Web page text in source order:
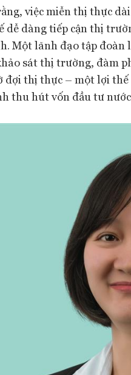
việc miễn thị thực
dễ dàng tiếp cận thị
Một lãnh đạo tập đoàn
sát thị trường, đàm
đợi thị thực – một lợi
thu hút vốn đầu tư